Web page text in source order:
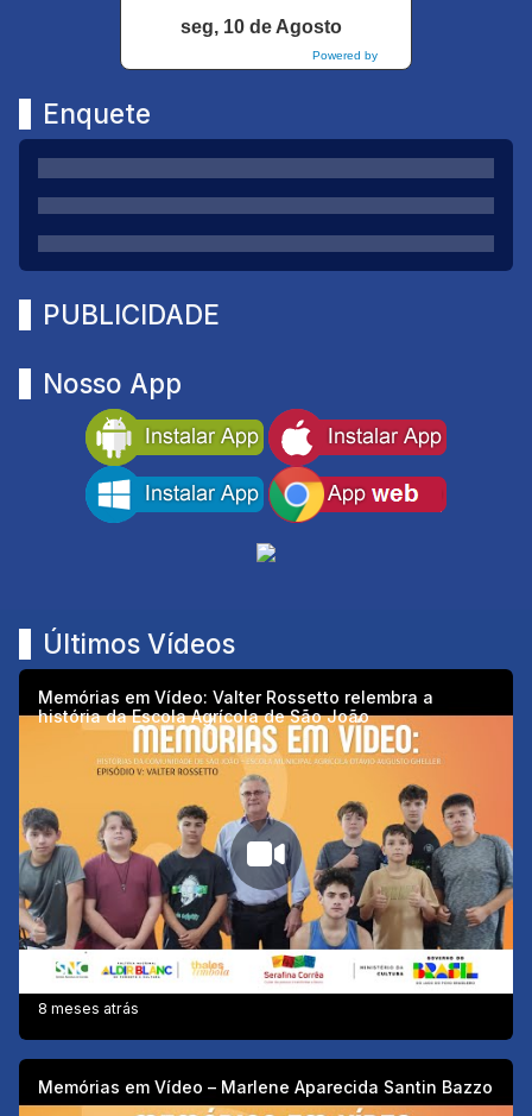
Powered by
DaysPedia.com
seg, 10 de Agosto
Enquete
PUBLICIDADE
Nosso App
Últimos Vídeos
Memórias em Vídeo: Valter Rossetto relembra a
história da Escola Agrícola de São João
8 meses atrás
Memórias em Vídeo – Marlene Aparecida Santin Bazzo